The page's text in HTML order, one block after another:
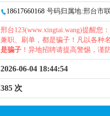
18617660168 号码归属地:邢台市
邢台123(www.xingtai.wang)提醒您：
兼职、刷单，都是骗子！凡以各种
是骗子 ！异地招聘请提高警惕，谨
2026-06-04 18:44:54
385 次